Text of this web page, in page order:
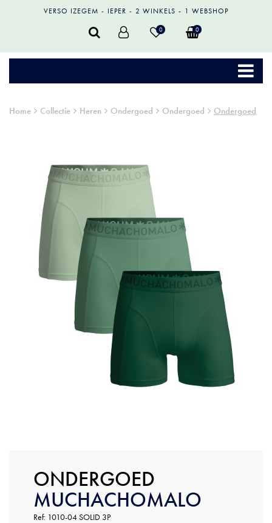
VERSO IZEGEM IEPER 2 WINKELS 1 WEBSHOP
0 0
Home Collectie Heren Ondergoed Ondergoed Ondergoed
ONDERGOED
MUCHACHOMALO
Ref: 1010-04 SOLID 3P